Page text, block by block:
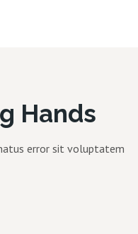
Hands
error sit voluptatem